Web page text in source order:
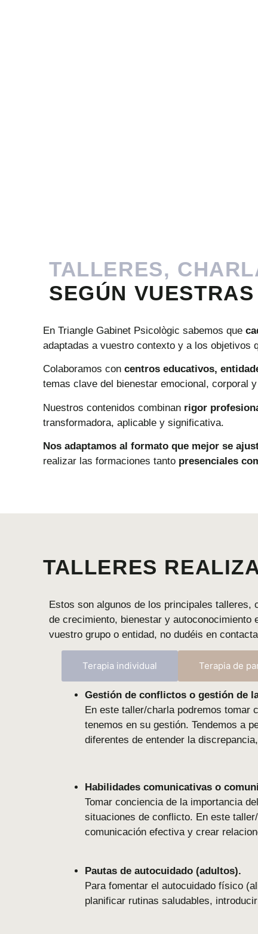
TALLERES,
SEGÚN
En Triangle Gabinet Psicològic sabemos que
adaptadas a vuestro contexto y a los objetivos
Colaboramos con centros educativos,
temas clave del bienestar emocional, corporal y
Nuestros contenidos combinan rigor
transformadora, aplicable y significativa.
Nos adaptamos al formato que mejor se
realizar las formaciones tanto presenciales
TALLERES
Estos son algunos de los principales talleres,
de crecimiento, bienestar y autoconocimiento
vuestro grupo o entidad, no dudéis en
Terapia individual Terapia de
Gestión de conflictos o gestión de
En este taller/charla podremos tomar
tenemos en su gestión. Tendemos a
diferentes de entender la discrepancia,
Habilidades comunicativas o
Tomar conciencia de la importancia del
situaciones de conflicto. En este taller/
comunicación efectiva y crear
Pautas de autocuidado (adultos).
Para fomentar el autocuidado físico (
planificar rutinas saludables, introducir